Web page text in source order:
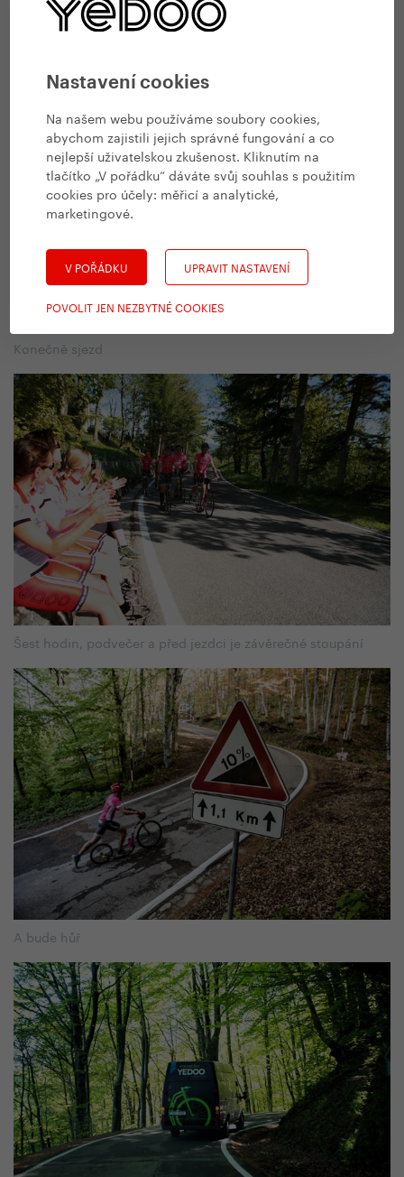
Nastavení cookies
Na našem webu používáme soubory cookies,
abychom zajistili jejich správné fungování a co
nejlepší uživatelskou zkušenost. Kliknutím na
tlačítko „V pořádku“ dáváte svůj souhlas s použitím
cookies pro účely: měřicí a analytické,
marketingové.
V POŘÁDKU UPRAVIT NASTAVENÍ
POVOLIT JEN NEZBYTNÉ COOKIES
Barva Gira je růžová. To proto, že u vzniku závodu stály
noviny La Gazzetta dello Sport, které vycházejí na růžovém
Konečně sjezd
Šest hodin, podvečer a před jezdci je závěrečné stoupání
A bude hůř